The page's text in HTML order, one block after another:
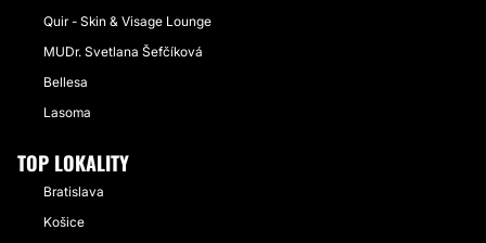
Quir - Skin & Visage Lounge
MUDr. Svetlana Šefčíková
Bellesa
Lasoma
TOP LOKALITY
Bratislava
Košice